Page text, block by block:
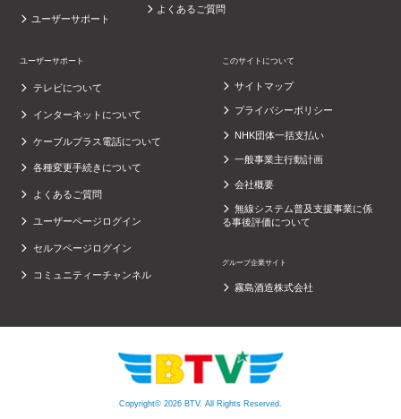
ユーザーサポート
よくあるご質問
ユーザーサポート
テレビについて
インターネットについて
ケーブルプラス電話について
各種変更手続きについて
よくあるご質問
ユーザーページログイン
セルフページログイン
コミュニティーチャンネル
このサイトについて
サイトマップ
プライバシーポリシー
NHK団体一括支払い
一般事業主行動計画
会社概要
無線システム普及支援事業に係
る事後評価について
グループ企業サイト
霧島酒造株式会社
Copyright© 2026 BTV. All Rights Reserved.